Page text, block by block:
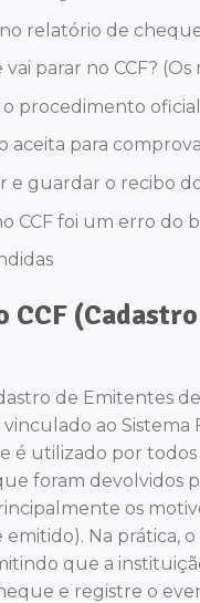
relatório de
parar no CCF?
o procedimento
aceita para
e guardar o recibo
CCF foi um erro do
CCF
de Emitentes
ao Sistema
é utilizado por
foram devolvidos
os
Na prática,
que a
e registre o